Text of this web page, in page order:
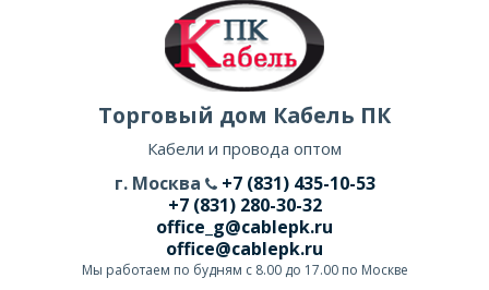
Торговый дом Кабель ПК
Кабели и провода оптом
г. Москва
+7 (831) 435-10-53
+7 (831) 280-30-32
office_g@cablepk.ru
office@cablepk.ru
Мы работаем по будням с 8.00 до 17.00 по Москве